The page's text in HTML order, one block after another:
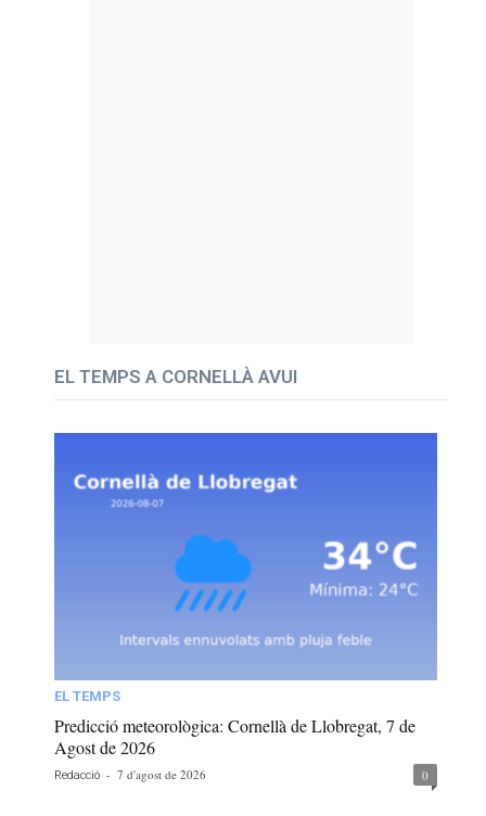
EL TEMPS A CORNELLÀ AVUI
EL TEMPS
Predicció meteorològica: Cornellà de Llobregat, 7 de
Agost de 2026
Redacció - 7 d'agost de 2026 0